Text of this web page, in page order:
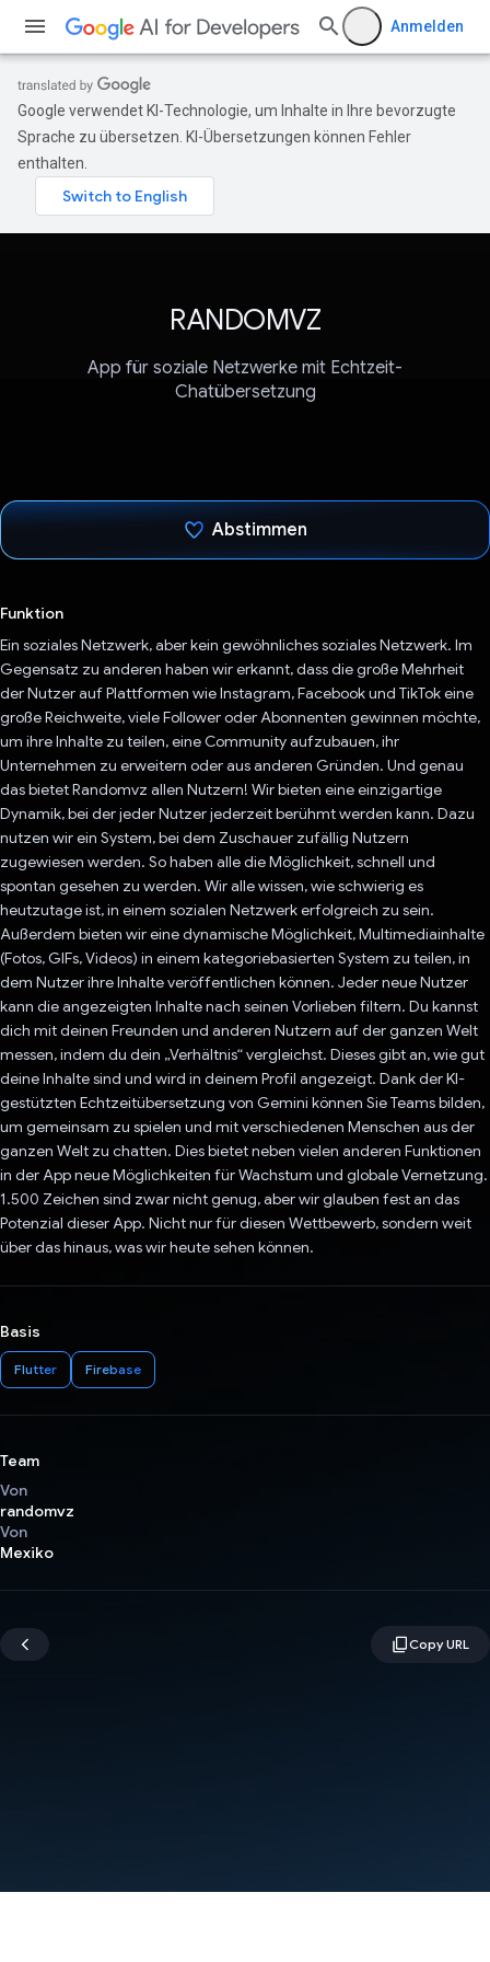
Anmelden
Google verwendet KI-Technologie, um Inhalte in Ihre bevorzugte
Sprache zu übersetzen. KI-Übersetzungen können Fehler
enthalten.
RANDOMVZ
App für soziale Netzwerke mit Echtzeit-
Chatübersetzung
Abstimmen
Funktion
Ein soziales Netzwerk, aber kein gewöhnliches soziales Netzwerk. Im
Gegensatz zu anderen haben wir erkannt, dass die große Mehrheit
der Nutzer auf Plattformen wie Instagram, Facebook und TikTok eine
große Reichweite, viele Follower oder Abonnenten gewinnen möchte,
um ihre Inhalte zu teilen, eine Community aufzubauen, ihr
Unternehmen zu erweitern oder aus anderen Gründen. Und genau
das bietet Randomvz allen Nutzern! Wir bieten eine einzigartige
Dynamik, bei der jeder Nutzer jederzeit berühmt werden kann. Dazu
nutzen wir ein System, bei dem Zuschauer zufällig Nutzern
zugewiesen werden. So haben alle die Möglichkeit, schnell und
spontan gesehen zu werden. Wir alle wissen, wie schwierig es
heutzutage ist, in einem sozialen Netzwerk erfolgreich zu sein.
Außerdem bieten wir eine dynamische Möglichkeit, Multimediainhalte
(Fotos, GIFs, Videos) in einem kategoriebasierten System zu teilen, in
dem Nutzer ihre Inhalte veröffentlichen können. Jeder neue Nutzer
kann die angezeigten Inhalte nach seinen Vorlieben filtern. Du kannst
dich mit deinen Freunden und anderen Nutzern auf der ganzen Welt
messen, indem du dein „Verhältnis“ vergleichst. Dieses gibt an, wie gut
deine Inhalte sind und wird in deinem Profil angezeigt. Dank der KI-
gestützten Echtzeitübersetzung von Gemini können Sie Teams bilden,
um gemeinsam zu spielen und mit verschiedenen Menschen aus der
ganzen Welt zu chatten. Dies bietet neben vielen anderen Funktionen
in der App neue Möglichkeiten für Wachstum und globale Vernetzung.
1.500 Zeichen sind zwar nicht genug, aber wir glauben fest an das
Potenzial dieser App. Nicht nur für diesen Wettbewerb, sondern weit
über das hinaus, was wir heute sehen können.
Basis
Flutter Firebase
Team
Von
randomvz
Von
Mexiko